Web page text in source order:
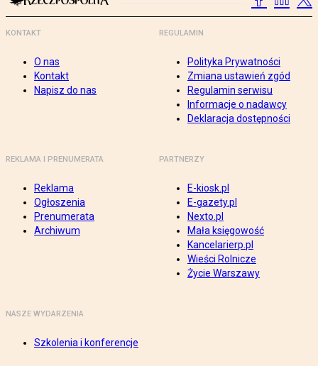
KONTAKT
O nas
Kontakt
Napisz do nas
REGULAMIN
Polityka Prywatności
Zmiana ustawień zgód
Regulamin serwisu
Informacje o nadawcy
Deklaracja dostępności
REKLAMA I PRENUMERATA
Reklama
Ogłoszenia
Prenumerata
Archiwum
PARTNERZY
E-kiosk.pl
E-gazety.pl
Nexto.pl
Mała księgowość
Kancelarierp.pl
Wieści Rolnicze
Życie Warszawy
NASZE WYDARZENIA
Szkolenia i konferencje